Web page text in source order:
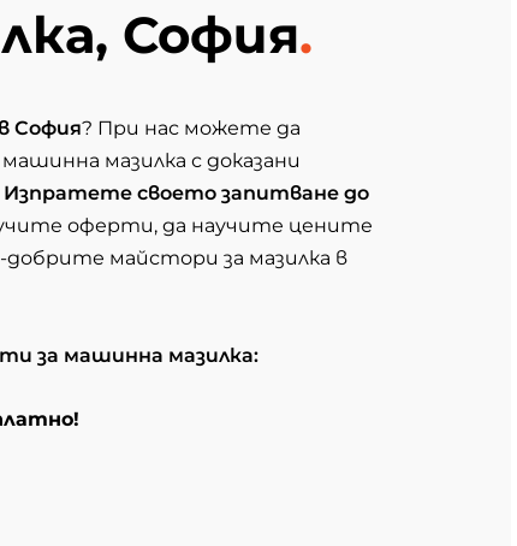
София.
София? При нас можете да
мазилка с доказани
Изпратете своето запитване до
оферти, да научите цените
майстори за мазилка в
за машинна мазилка: